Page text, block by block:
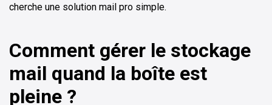
cherche une solution mail pro simple.
Comment gérer le stockage
mail quand la boîte est
pleine ?